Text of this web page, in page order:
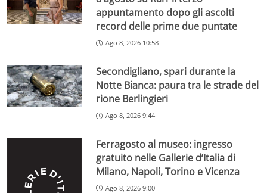
appuntamento dopo gli ascolti
record delle prime due puntate
Ago 8, 2026 10:58
Secondigliano, spari durante la
Notte Bianca: paura tra le strade del
rione Berlingieri
Ago 8, 2026 9:44
Ferragosto al museo: ingresso
gratuito nelle Gallerie d’Italia di
Milano, Napoli, Torino e Vicenza
Ago 8, 2026 9:00